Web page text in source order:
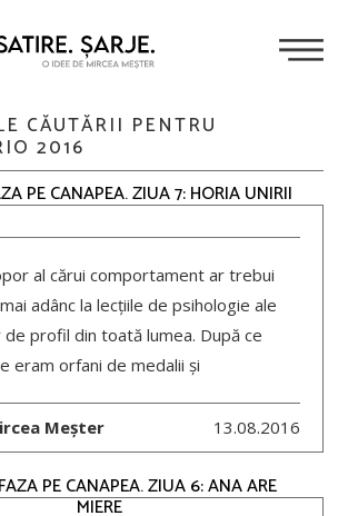
CĂUTĂRII PENTRU
2016
PE CANAPEA. ZIUA 7: HORIA UNIRII
al cărui comportament ar trebui
adânc la lecțiile de psihologie ale
profil din toată lumea. După ce
eram orfani de medalii și
Meșter 13.08.2016
PE CANAPEA. ZIUA 6: ANA ARE
MIERE